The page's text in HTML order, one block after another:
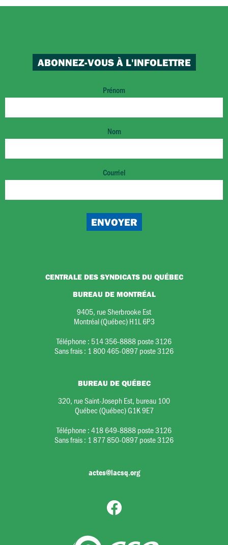
ABONNEZ-VOUS À L'INFOLETTRE
Prénom
Nom
Courriel
CENTRALE DES SYNDICATS DU QUÉBEC
BUREAU DE MONTRÉAL
9405, rue Sherbrooke Est
Montréal (Québec) H1L 6P3
Téléphone : 514 356-8888 poste 3126
Sans frais : 1 800 465-0897 poste 3126
BUREAU DE QUÉBEC
320, rue Saint-Joseph Est, bureau 100
Québec (Québec) G1K 9E7
Téléphone :418 649-8888 poste 3126
Sans frais : 1 877 850-0897 poste 3126
actes@lacsq.org